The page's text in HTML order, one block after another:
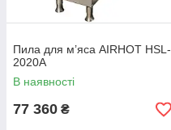
Пила для м’яса AIRHOT HSL-
2020A
В наявності
77 360 ₴